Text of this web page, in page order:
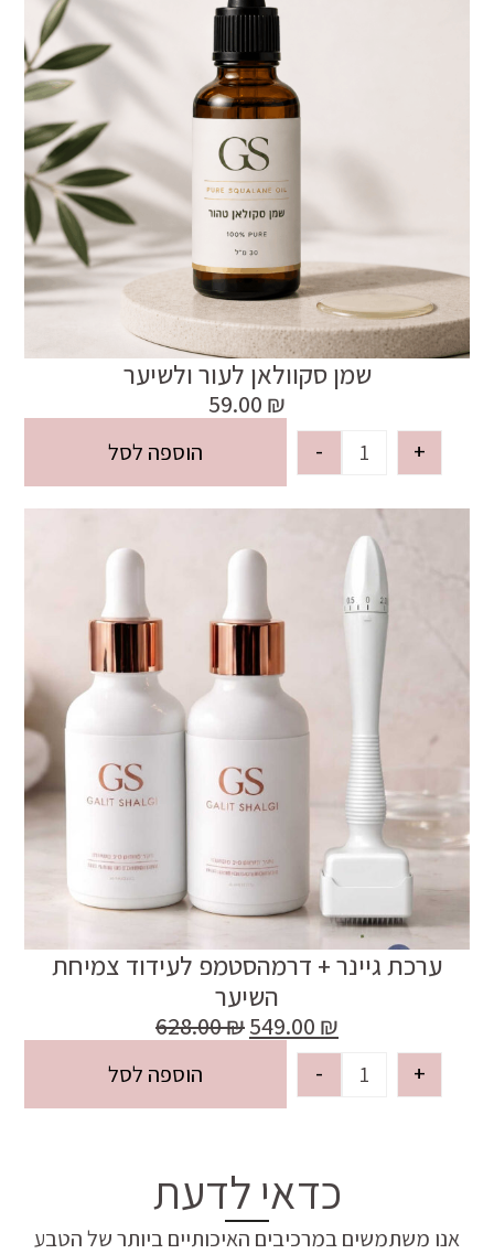
שמן סקוולאן לעור ולשיער
59.00 ₪
- + הוספה לסל
ערכת גיינר + דרמהסטמפ לעידוד צמיחת
השיער
628.00₪549.00 ₪
- + הוספה לסל
כדאי לדעת
אנו משתמשים במרכיבים האיכותיים ביותר של הטבע